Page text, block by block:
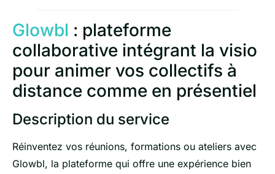
Glowbl : plateforme
collaborative intégrant la visio
pour animer vos collectifs à
distance comme en présentiel
Description du service
Réinventez vos réunions, formations ou ateliers avec
Glowbl, la plateforme qui offre une expérience bien